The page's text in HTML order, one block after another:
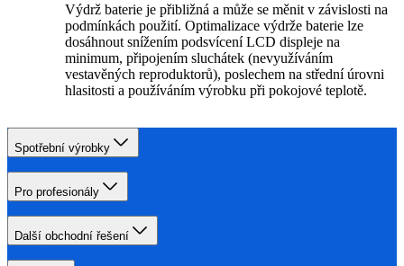
Výdrž baterie je přibližná a může se měnit v závislosti na
podmínkách použití. Optimalizace výdrže baterie lze
dosáhnout snížením podsvícení LCD displeje na
minimum, připojením sluchátek (nevyužíváním
vestavěných reproduktorů), poslechem na střední úrovni
hlasitosti a používáním výrobku při pokojové teplotě.
Spotřební výrobky
Pro profesionály
Další obchodní řešení